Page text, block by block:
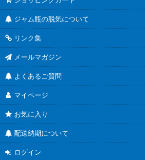
ジャム瓶の脱気について
リンク集
メールマガジン
よくあるご質問
マイページ
お気に入り
配送納期について
ログイン